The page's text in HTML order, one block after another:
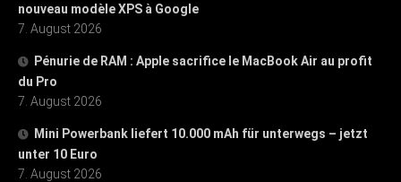
nouveau modèle XPS à Google
7. August 2026
Pénurie de RAM : Apple sacrifice le MacBook Air au profit
du Pro
7. August 2026
Mini Powerbank liefert 10.000 mAh für unterwegs – jetzt
unter 10 Euro
7. August 2026